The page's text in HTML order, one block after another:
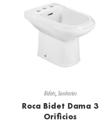
Bidets, Sanitarios
Roca Bidet Dama 3
Orificios